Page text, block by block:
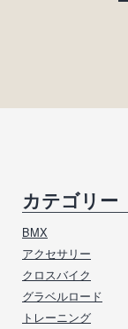
カテゴリー
BMX
アクセサリー
クロスバイク
グラベルロード
トレーニング